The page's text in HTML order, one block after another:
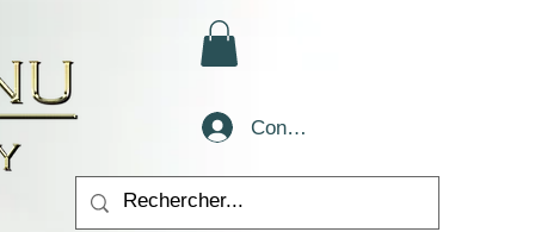
Conectează-te